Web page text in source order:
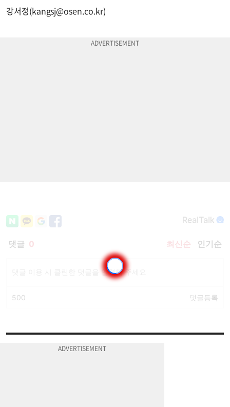
강서정(kangsj@osen.co.kr)